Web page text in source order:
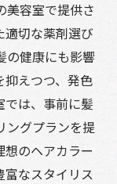
美容室で提供さ
適切な薬剤選び
の健康にも影響
抑えつつ、発色
では、事前に髪
ングプランを提
のヘアカラー
富なスタイリス